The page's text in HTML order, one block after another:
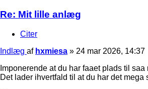
Re: Mit lille anlæg
Citer
Indlæg af hxmiesa » 24 mar 2026, 14:37
Imponerende at du har faaet plads til saa
Det lader ihvertfald til at du har det mega